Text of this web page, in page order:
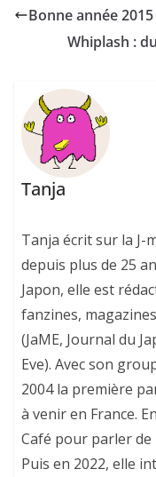
Bonne année 2015
Whiplash :
Tanja
Tanja écrit sur la J-
depuis plus de 25
Japon, elle est
fanzines,
(JaME, Journal du
Eve). Avec son
2004 la première
à venir en France.
Café pour parler
Puis en 2022, elle